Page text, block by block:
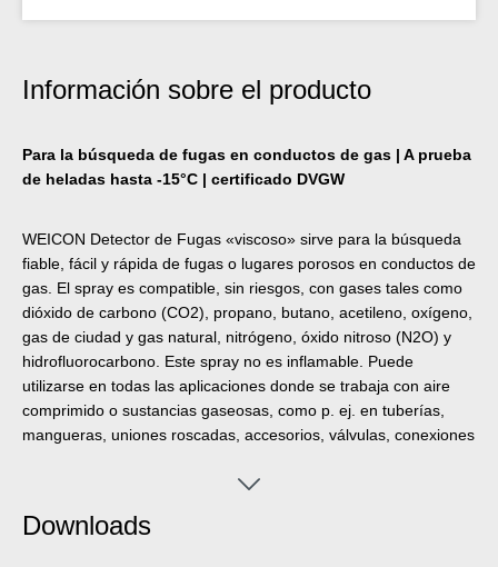
Información sobre el producto
Para la búsqueda de fugas en conductos de gas | A prueba
de heladas hasta -15°C | certificado DVGW
WEICON Detector de Fugas «viscoso» sirve para la búsqueda
fiable, fácil y rápida de fugas o lugares porosos en conductos de
gas. El spray es compatible, sin riesgos, con gases tales como
dióxido de carbono (CO2), propano, butano, acetileno, oxígeno,
gas de ciudad y gas natural, nitrógeno, óxido nitroso (N2O) y
hidrofluorocarbono. Este spray no es inflamable. Puede
utilizarse en todas las aplicaciones donde se trabaja con aire
comprimido o sustancias gaseosas, como p. ej. en tuberías,
mangueras, uniones roscadas, accesorios, válvulas, conexiones
Downloads